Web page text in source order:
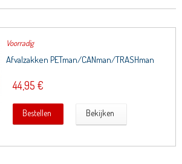
Voorradig
Afvalzakken PETman/CANman/TRASHman
44,95 €
Bestellen Bekijken